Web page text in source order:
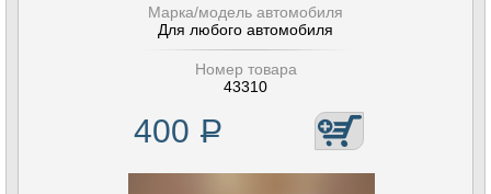
Марка/модель автомобиля
Для любого автомобиля
Номер товара
43310
400 Р